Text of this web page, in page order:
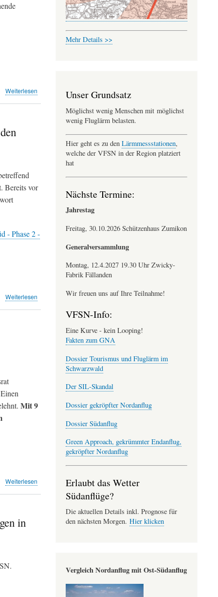
Weiterlesen
geradeaus
(Fluglärmforum
Süd)
Bereits vor
- Phase 2 -
Weiterlesen
den
Mit 9
Weiterlesen
«Flughafen
Gegenvorschlag
in
Mehr Details >>
Unser Grundsatz
Möglichst wenig Menschen mit möglichst
wenig Fluglärm belasten.
Hier geht es zu den Lärmmessstationen,
welche der VFSN in der Region platziert
hat
Nächste Termine:
Jahrestag
Freitag, 30.10.2026 Schützenhaus Zumikon
Generalversammlung
Montag, 12.4.2027 19.30 Uhr Zwicky-
Fabrik Fällanden
Wir freuen uns auf Ihre Teilnahme!
VFSN-Info:
Eine Kurve - kein Looping!
Fakten zum GNA
Dossier Tourismus und Fluglärm im
Schwarzwald
Der SIL-Skandal
Dossier gekröpfter Nordanflug
Dossier Südanflug
Green Approach, gekrümmter Endanflug,
gekröpfter Nordanflug
Erlaubt das Wetter
Südanflüge?
Die aktuellen Details inkl. Prognose für
den nächsten Morgen. Hier klicken
Vergleich Nordanflug mit Ost-Südanflug